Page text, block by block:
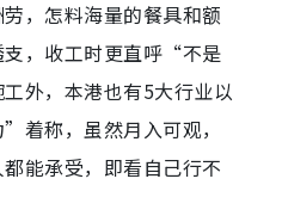
，怎料海量的餐具和额
，收工时更直呼“不是
外，本港也有5大行业以
着称，虽然月入可观，
能承受，即看自己行不